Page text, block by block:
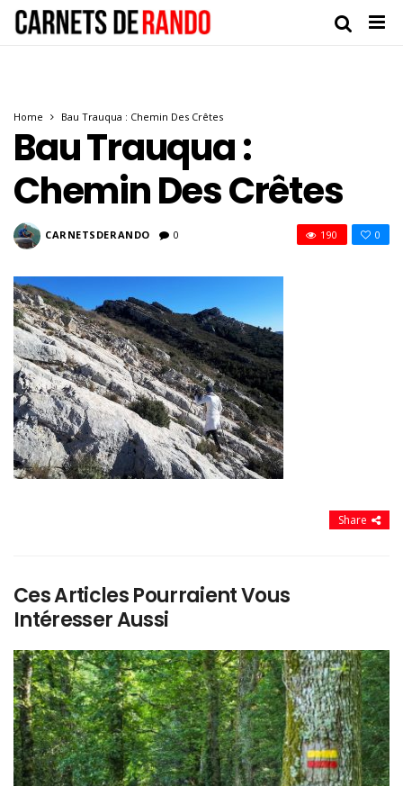
Home Bau Trauqua : Chemin Des Crêtes
Bau Trauqua :
Chemin Des Crêtes
CARNETSDERANDO 0 0
190
Share
Ces Articles Pourraient Vous
Intéresser Aussi